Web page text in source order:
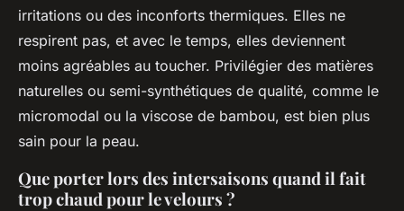
irritations ou des inconforts thermiques. Elles ne
respirent pas, et avec le temps, elles deviennent
moins agréables au toucher. Privilégier des matières
naturelles ou semi-synthétiques de qualité, comme le
micromodal ou la viscose de bambou, est bien plus
sain pour la peau.
Que porter lors des intersaisons quand il fait
trop chaud pour le velours ?